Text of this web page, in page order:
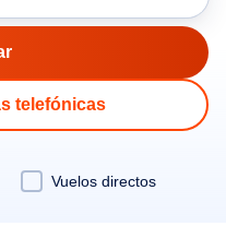
telefónicas
Vuelos directos